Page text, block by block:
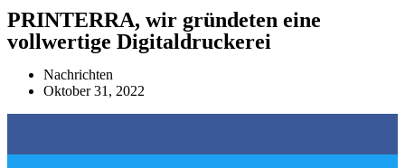
PRINTERRA, wir gründeten eine
vollwertige Digitaldruckerei
Nachrichten
Oktober 31, 2022